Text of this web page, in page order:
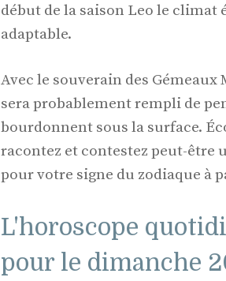
début de la saison Leo le
adaptable.
Avec le souverain des
sera probablement rempli de
bourdonnent sous la surface.
racontez et contestez peut-être
pour votre signe du zodiaque à
L'horoscope
pour le dimanche